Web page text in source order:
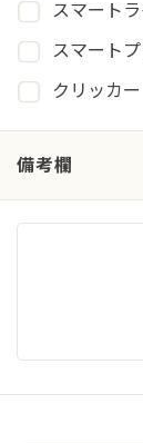
スマート
スマート
クリッカー
備考欄